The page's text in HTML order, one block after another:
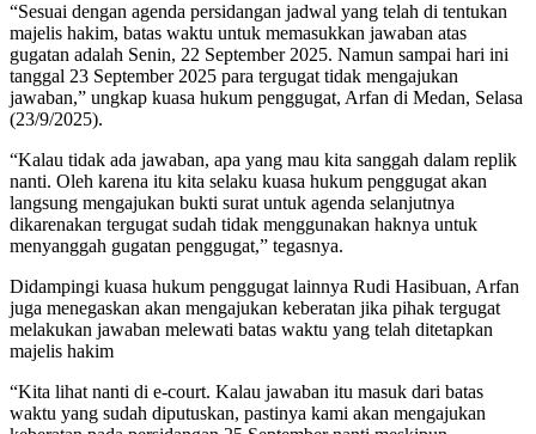
“Sesuai dengan agenda persidangan jadwal yang telah di tentukan
majelis hakim, batas waktu untuk memasukkan jawaban atas
gugatan adalah Senin, 22 September 2025. Namun sampai hari ini
tanggal 23 September 2025 para tergugat tidak mengajukan
jawaban,” ungkap kuasa hukum penggugat, Arfan di Medan, Selasa
(23/9/2025).
“Kalau tidak ada jawaban, apa yang mau kita sanggah dalam replik
nanti. Oleh karena itu kita selaku kuasa hukum penggugat akan
langsung mengajukan bukti surat untuk agenda selanjutnya
dikarenakan tergugat sudah tidak menggunakan haknya untuk
menyanggah gugatan penggugat,” tegasnya.
Didampingi kuasa hukum penggugat lainnya Rudi Hasibuan, Arfan
juga menegaskan akan mengajukan keberatan jika pihak tergugat
melakukan jawaban melewati batas waktu yang telah ditetapkan
majelis hakim
“Kita lihat nanti di e-court. Kalau jawaban itu masuk dari batas
waktu yang sudah diputuskan, pastinya kami akan mengajukan